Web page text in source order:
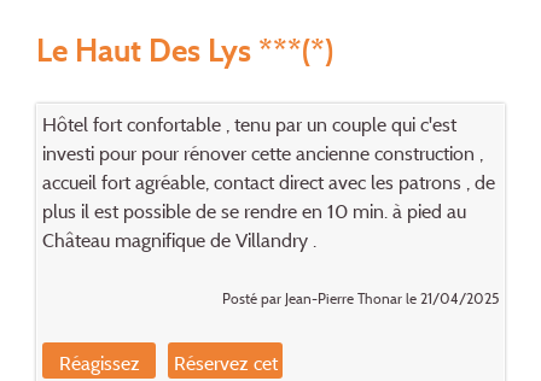
Le Haut Des Lys ***(*)
Hôtel fort confortable , tenu par un couple qui c'est
investi pour pour rénover cette ancienne construction ,
accueil fort agréable, contact direct avec les patrons , de
plus il est possible de se rendre en 10 min. à pied au
Château magnifique de Villandry .
Posté par Jean-Pierre Thonar le 21/04/2025
Réagissez
Réservez cet